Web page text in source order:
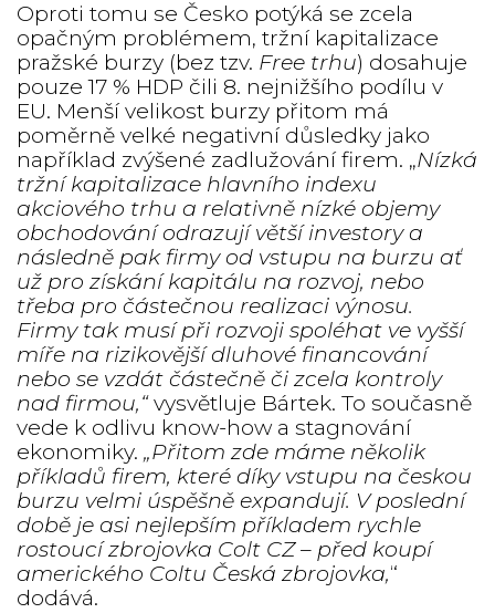
Oproti tomu se Česko potýká se zcela
opačným problémem, tržní kapitalizace
pražské burzy (bez tzv. Free trhu) dosahuje
pouze 17 % HDP čili 8. nejnižšího podílu v
EU. Menší velikost burzy přitom má
poměrně velké negativní důsledky jako
například zvýšené zadlužování firem. „Nízká
tržní kapitalizace hlavního indexu
akciového trhu a relativně nízké objemy
obchodování odrazují větší investory a
následně pak firmy od vstupu na burzu ať
už pro získání kapitálu na rozvoj, nebo
třeba pro částečnou realizaci výnosu.
Firmy tak musí při rozvoji spoléhat ve vyšší
míře na rizikovější dluhové financování
nebo se vzdát částečně či zcela kontroly
nad firmou,“vysvětluje Bártek. To současně
vede k odlivu know-how a stagnování
ekonomiky.„Přitom zde máme několik
příkladů firem, které díky vstupu na českou
burzu velmi úspěšně expandují. V poslední
době je asi nejlepším příkladem rychle
rostoucí zbrojovka Colt CZ – před koupí
amerického Coltu Česká zbrojovka,“
dodává.